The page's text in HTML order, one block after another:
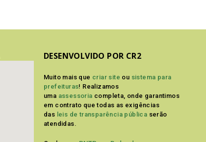
DESENVOLVIDO POR CR2
Muito mais que criar site ou sistema para
prefeituras! Realizamos
uma assessoria completa, onde garantimos
em contrato que todas as exigências
das leis de transparência pública serão
atendidas.